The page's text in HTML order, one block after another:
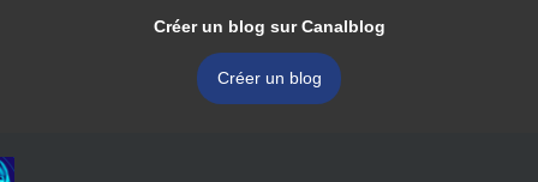
Créer un blog sur Canalblog
Créer un blog